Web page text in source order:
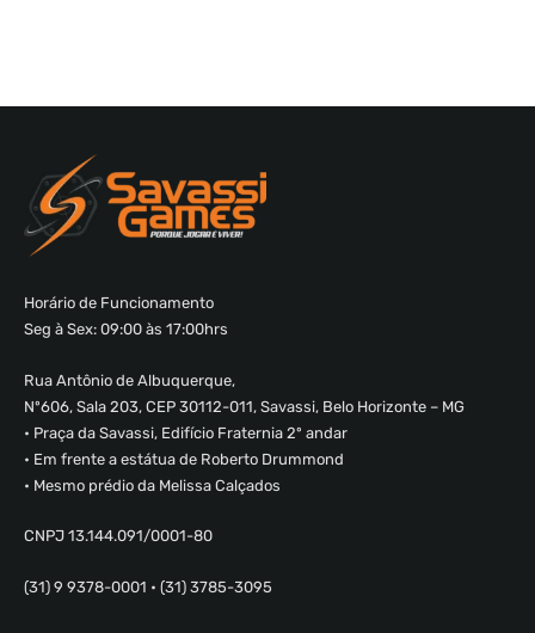
Horário de Funcionamento
Seg à Sex: 09:00 às 17:00hrs
Rua Antônio de Albuquerque,
Nº606, Sala 203, CEP 30112-011, Savassi, Belo Horizonte – MG
• Praça da Savassi, Edifício Fraternia 2º andar
• Em frente a estátua de Roberto Drummond
• Mesmo prédio da Melissa Calçados
CNPJ 13.144.091/0001-80
(31) 9 9378-0001 • (31) 3785-3095